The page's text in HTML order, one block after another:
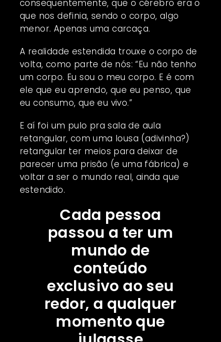
consequentemente, que o cérebro era o
que nos definia, sendo o corpo, algo
menor. Apenas uma carcaça.
A realidade estendida trouxe o corpo de
volta, como parte de nós: “Eu não tenho
um corpo. Eu sou o meu corpo. E é com
ele que eu aprendo, que eu penso, que
eu consumo, que eu vivo.”
E aí foi um pulo pra sala de aula
retangular, com uma lousa (adivinha?)
retangular ter meios para deixar de
parecer uma prisão (e uma fábrica) e
voltar a ser o mundo real, ainda que
estendido.
Cada pessoa
passou a ter um
mundo de
conteúdo
exclusivo ao seu
redor, a qualquer
momento que